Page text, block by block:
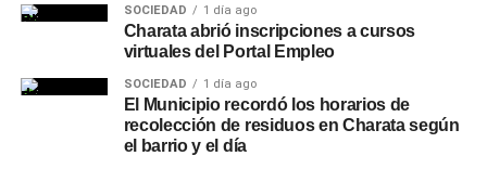
SOCIEDAD 1 día ago
Charata abrió inscripciones a cursos
virtuales del Portal Empleo
SOCIEDAD 1 día ago
El Municipio recordó los horarios de
recolección de residuos en Charata según
el barrio y el día